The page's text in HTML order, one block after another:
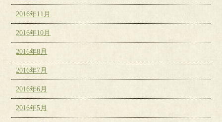
2016年11月
2016年10月
2016年8月
2016年7月
2016年6月
2016年5月